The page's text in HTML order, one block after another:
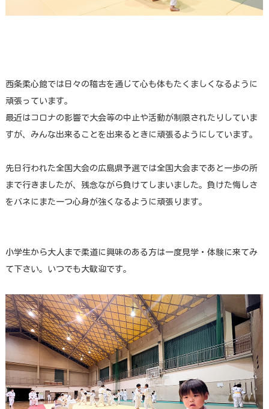
西条柔心館では日々の稽古を通じて心も体もたくましくなるように
頑張っています。
最近はコロナの影響で大会等の中止や活動が制限されたりしていま
すが、みんな出来ることを出来るときに頑張るようにしています。
先日行われた全国大会の広島県予選では全国大会まであと一歩の所
まで行きましたが、残念ながら負けてしまいました。負けた悔しさ
をバネにまた一つ心身が強くなるように頑張ります。
小学生から大人まで柔道に興味のある方は一度見学・体験に来てみ
て下さい。いつでも大歓迎です。